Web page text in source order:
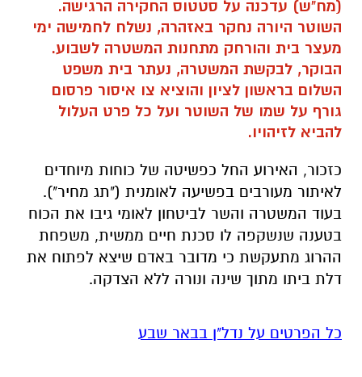
(מח"ש) עדכנה על סטטוס החקירה הרגישה.
השוטר היורה נחקר באזהרה, נשלח לחמישה ימי
מעצר בית והורחק מתחנות המשטרה לשבוע.
הבוקר, לבקשת המשטרה, נעתר בית משפט
השלום בראשון לציון והוציא צו איסור פרסום
גורף על שמו של השוטר ועל כל פרט העלול
להביא לזיהויו.
כזכור, האירוע החל כפשיטה של כוחות מיוחדים
לאיתור מעורבים בפשיעה לאומנית ("תג מחיר").
בעוד המשטרה והשר לביטחון לאומי גיבו את הכוח
בטענה שנשקפה לו סכנת חיים ממשית, משפחת
ההרוג מתעקשת כי מדובר באדם שיצא לפתוח את
דלת ביתו מתוך שינה ונורה ללא הצדקה.
כל הפרטים על נדל"ן בבאר שבע